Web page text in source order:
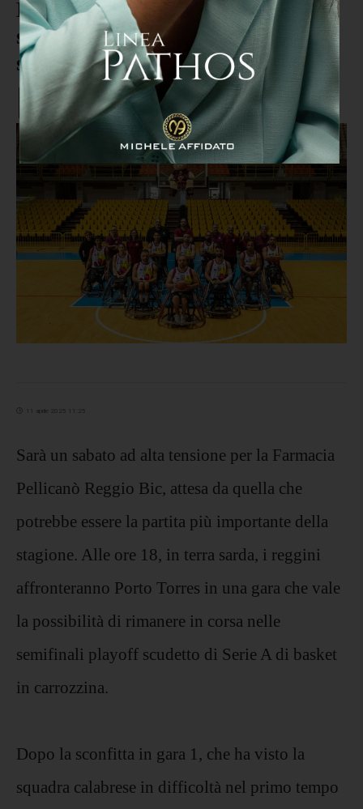
Basket in carrozzina, a Reggio
sabato si gioca il tutto per tutto:
sfida decisiva contro Porto Torres
11 aprile 2025 11:25
Sarà un sabato ad alta tensione per la Farmacia
Pellicanò Reggio Bic, attesa da quella che
potrebbe essere la partita più importante della
stagione. Alle ore 18, in terra sarda, i reggini
affronteranno Porto Torres in una gara che vale
la possibilità di rimanere in corsa nelle
semifinali playoff scudetto di Serie A di basket
in carrozzina.
Dopo la sconfitta in gara 1, che ha visto la
squadra calabrese in difficoltà nel primo tempo